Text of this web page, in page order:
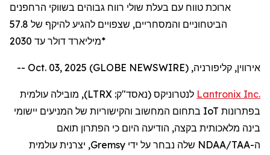
ארוכת טווח עם בעלת שולי רווח גבוהים בשווקי הרחפנים
הביטחוניים והמסחריים, שצפויים להגיע להיקף של 57.8
מיליארד דולר עד 2030*
אירווין, קליפורניה, Oct. 03, 2025 (GLOBE NEWSWIRE) --
Lantronix Inc. לנטרוניקס (נאסד"ק: LTRX), מובילה עולמית
בפתרונות IoT בתחום המחשוב והקישוריות של המניעים יישומי
בינה מלאכותית בקצה, הודיעה היום כי הפתרון תואם
ה-
NDAA/TAA שלה נבחר על ידי Gremsy, יצרנית עולמית